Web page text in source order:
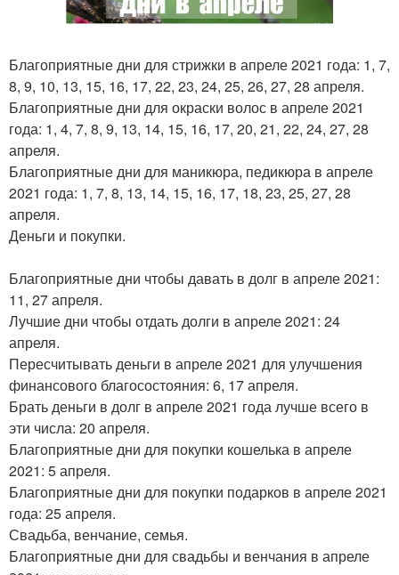
Благоприятные дни для стрижки в апреле 2021 года: 1, 7,
8, 9, 10, 13, 15, 16, 17, 22, 23, 24, 25, 26, 27, 28 апреля.
Благоприятные дни для окраски волос в апреле 2021
года: 1, 4, 7, 8, 9, 13, 14, 15, 16, 17, 20, 21, 22, 24, 27, 28
апреля.
Благоприятные дни для маникюра, педикюра в апреле
2021 года: 1, 7, 8, 13, 14, 15, 16, 17, 18, 23, 25, 27, 28
апреля.
Деньги и покупки.
Благоприятные дни чтобы давать в долг в апреле 2021:
11, 27 апреля.
Лучшие дни чтобы отдать долги в апреле 2021: 24
апреля.
Пересчитывать деньги в апреле 2021 для улучшения
финансового благосостояния: 6, 17 апреля.
Брать деньги в долг в апреле 2021 года лучше всего в
эти числа: 20 апреля.
Благоприятные дни для покупки кошелька в апреле
2021: 5 апреля.
Благоприятные дни для покупки подарков в апреле 2021
года: 25 апреля.
Свадьба, венчание, семья.
Благоприятные дни для свадьбы и венчания в апреле